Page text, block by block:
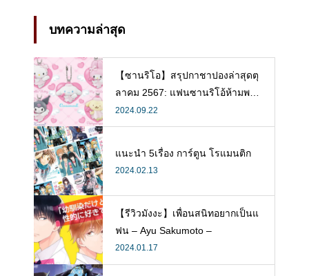
บทความล่าสุด
【ซานริโอ】สรุปกาชาปองล่าสุดตุ
ลาคม 2567: แฟนซานริโอ้ห้ามพลา
ด!
2024.09.22
แนะนำ 5เรื่อง การ์ตูน โรแมนติก
2024.02.13
【รีวิวมังงะ】เพื่อนสนิทอยากเป็นแ
ฟน – Ayu Sakumoto –
2024.01.17